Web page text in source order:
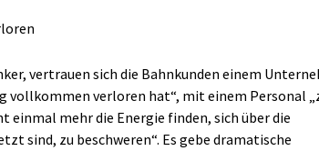
vertrauen sich die Bahnkunden einem
vollkommen verloren hat“, mit einem Personal
einmal mehr die Energie finden, sich über die
sind, zu beschweren“. Es gebe dramatische